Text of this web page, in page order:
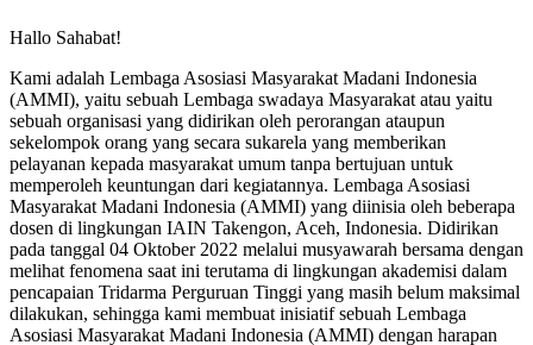
Hallo Sahabat!
Kami adalah Lembaga Asosiasi Masyarakat Madani Indonesia
(AMMI), yaitu sebuah Lembaga swadaya Masyarakat atau yaitu
sebuah organisasi yang didirikan oleh perorangan ataupun
sekelompok orang yang secara sukarela yang memberikan
pelayanan kepada masyarakat umum tanpa bertujuan untuk
memperoleh keuntungan dari kegiatannya. Lembaga Asosiasi
Masyarakat Madani Indonesia (AMMI) yang diinisia oleh beberapa
dosen di lingkungan IAIN Takengon, Aceh, Indonesia. Didirikan
pada tanggal 04 Oktober 2022 melalui musyawarah bersama dengan
melihat fenomena saat ini terutama di lingkungan akademisi dalam
pencapaian Tridarma Perguruan Tinggi yang masih belum maksimal
dilakukan, sehingga kami membuat inisiatif sebuah Lembaga
Asosiasi Masyarakat Madani Indonesia (AMMI) dengan harapan